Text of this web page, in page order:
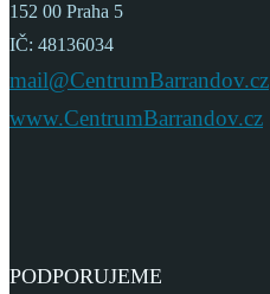
152 00 Praha 5
IČ: 48136034
mail@CentrumBarrandov.cz
www.CentrumBarrandov.cz
PODPORUJEME